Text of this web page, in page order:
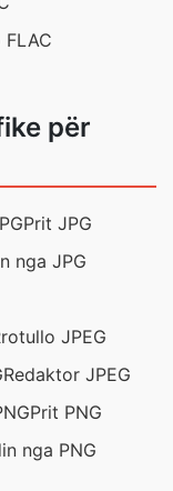
për
Prit JPG
nga JPG
JPEG
Redaktor JPEG
Prit PNG
nga PNG